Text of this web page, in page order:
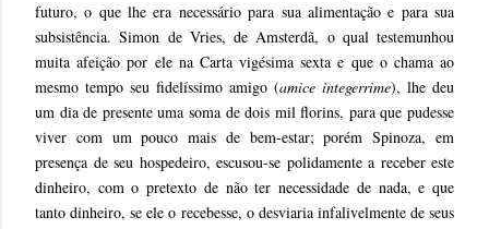
futuro, o que lhe era necessário para sua alimentação e para sua
subsistência. Simon de Vries, de Amsterdã, o qual testemunhou
muita afeição por ele na Carta vigésima sexta e que o chama ao
mesmo tempo seu fidelíssimo amigo (amice integerrime), lhe deu
um dia de presente uma soma de dois mil florins, para que pudesse
viver com um pouco mais de bem-estar; porém Spinoza, em
presença de seu hospedeiro, escusou-se polidamente a receber este
dinheiro, com o pretexto de não ter necessidade de nada, e que
tanto dinheiro, se ele o recebesse, o desviaria infalivelmente de seus